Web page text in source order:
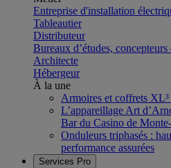
Entreprise d'installation
Tableautier
Distributeur
Bureaux d’études, concepteurs
Architecte
Hébergeur
À la une
Armoires et coffrets
L’appareillage Art
Bar du Casino de
Onduleurs triphasés :
performance assurées
Services Pro